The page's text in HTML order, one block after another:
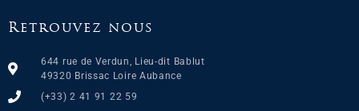
Retrouvez nous
644 rue de Verdun, Lieu-dit Bablut
49320 Brissac Loire Aubance
(+33) 2 41 91 22 59